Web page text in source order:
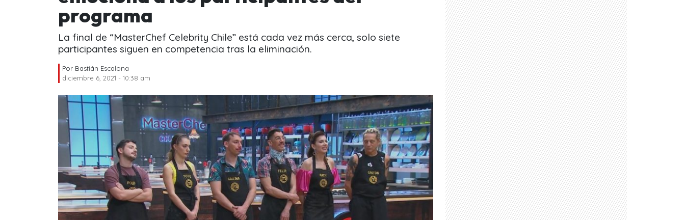
programa
La final de “MasterChef Celebrity Chile” está cada vez más cerca, solo siete
participantes siguen en competencia tras la eliminación.
Por Bastián Escalona
diciembre 6, 2021 - 10:38 am